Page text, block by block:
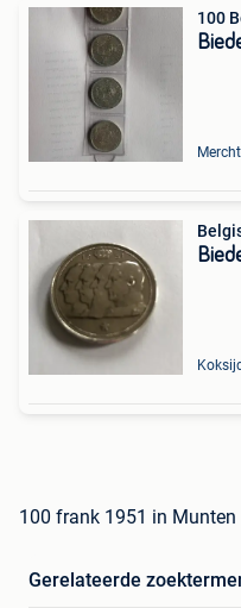
100
100 frank 1951 in Munten
Gerelateerde